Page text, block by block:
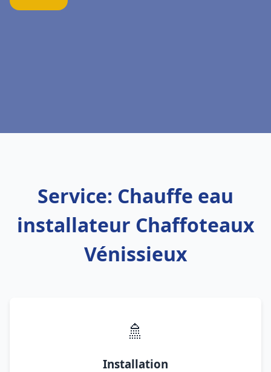
Service: Chauffe eau
installateur Chaffoteaux
Vénissieux
🚿
Installation